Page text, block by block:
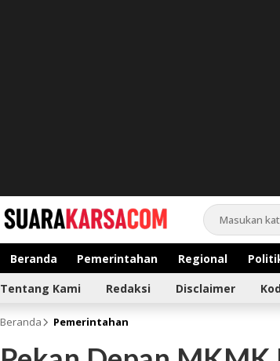
suarakarsa.com
Informasi terpercaya
Beranda Pemerintahan Regional
Tentang Kami Redaksi Disclaimer
Beranda Pemerintahan